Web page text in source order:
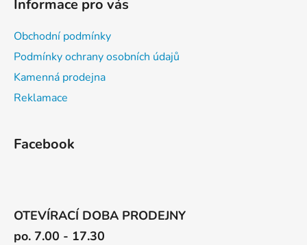
Informace pro vás
Obchodní podmínky
Podmínky ochrany osobních údajů
Kamenná prodejna
Reklamace
Facebook
OTEVÍRACÍ DOBA PRODEJNY
po. 7.00 - 17.30